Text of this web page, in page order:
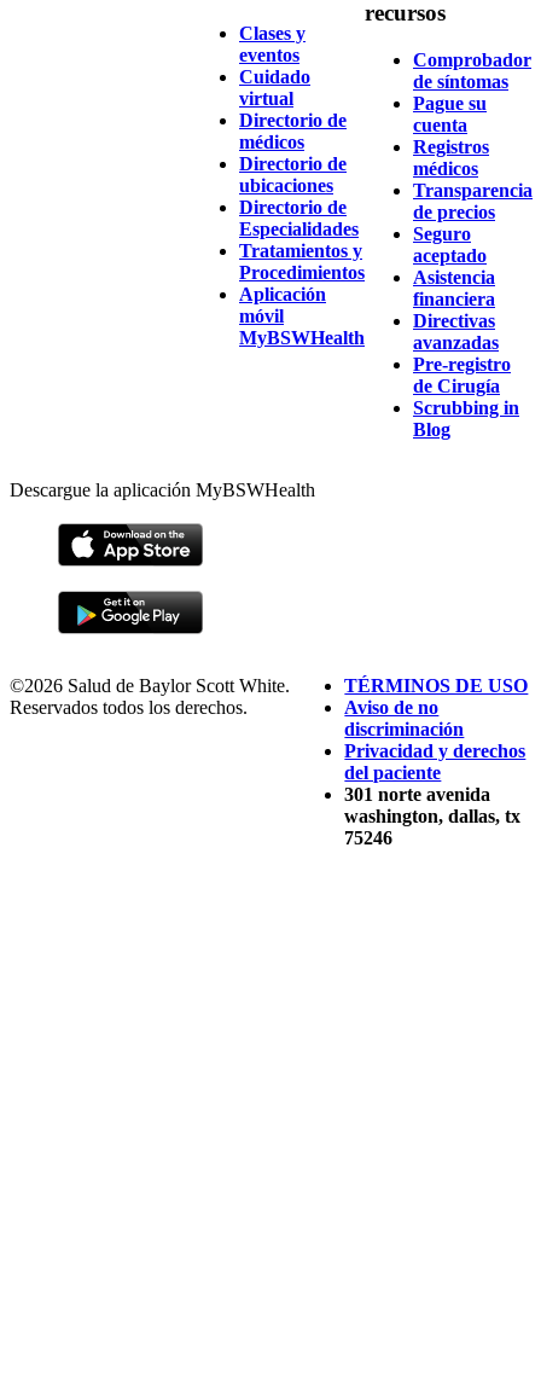
Clases y
eventos
Cuidado
virtual
Directorio de
médicos
Directorio de
ubicaciones
Directorio de
Especialidades
Tratamientos y
Procedimientos
Aplicación
móvil
MyBSWHealth
recursos
Comprobador
de síntomas
Pague su
cuenta
Registros
médicos
Transparencia
de precios
Seguro
aceptado
Asistencia
financiera
Directivas
avanzadas
Pre-registro
de Cirugía
Scrubbing in
Blog
Descargue la aplicación MyBSWHealth
©2026 Salud de Baylor Scott White.
Reservados todos los derechos.
TÉRMINOS DE USO
Aviso de no
discriminación
Privacidad y derechos
del paciente
301 norte avenida
washington, dallas, tx
75246